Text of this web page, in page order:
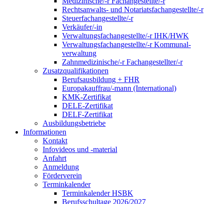
Rechtsanwalts- und Notariatsfachangestellte/-r
Steuerfachangestellte/-r
Verkäufer/-in
Verwaltungs­fach­angestellte/-r IHK/HWK
Verwaltungsfach­angestellte/-r Kommunal­
verwaltung
Zahnmedizinische/-r Fachangestellter/-r
Zusatzqualifikationen
Berufsausbildung + FHR
Europakauffrau/-mann (International)
KMK-Zertifikat
DELE-Zertifikat
DELF-Zertifikat
Ausbildungsbetriebe
Informationen
Kontakt
Infovideos und -material
Anfahrt
Anmeldung
Förderverein
Terminkalender
Terminkalender HSBK
Berufsschultage 2026/2027